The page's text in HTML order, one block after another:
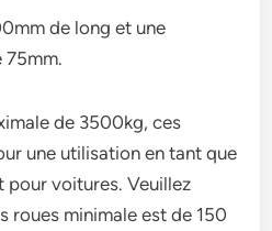
de long et une
75mm.
de 3500kg, ces
une utilisation en tant que
pour voitures. Veuillez
roues minimale est de 150